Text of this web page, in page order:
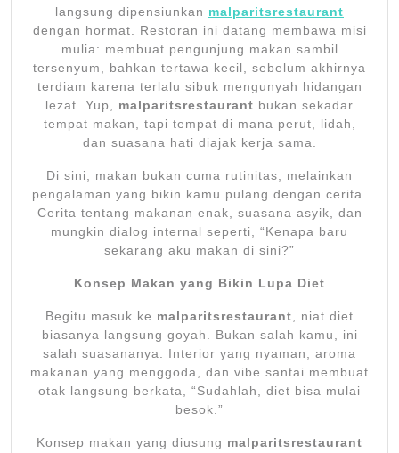
langsung dipensiunkan malparitsrestaurant
dengan hormat. Restoran ini datang membawa misi
mulia: membuat pengunjung makan sambil
tersenyum, bahkan tertawa kecil, sebelum akhirnya
terdiam karena terlalu sibuk mengunyah hidangan
lezat. Yup, malparitsrestaurant bukan sekadar
tempat makan, tapi tempat di mana perut, lidah,
dan suasana hati diajak kerja sama.
Di sini, makan bukan cuma rutinitas, melainkan
pengalaman yang bikin kamu pulang dengan cerita.
Cerita tentang makanan enak, suasana asyik, dan
mungkin dialog internal seperti, “Kenapa baru
sekarang aku makan di sini?”
Konsep Makan yang Bikin Lupa Diet
Begitu masuk ke malparitsrestaurant, niat diet
biasanya langsung goyah. Bukan salah kamu, ini
salah suasananya. Interior yang nyaman, aroma
makanan yang menggoda, dan vibe santai membuat
otak langsung berkata, “Sudahlah, diet bisa mulai
besok.”
Konsep makan yang diusung malparitsrestaurant